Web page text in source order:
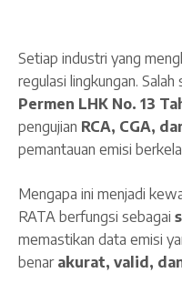
Setiap industri yang
regulasi lingkungan.
Permen LHK No. 13
pengujian RCA, CGA,
pemantauan emisi
Mengapa ini menjadi
RATA berfungsi sebagai
memastikan data emisi
benar akurat, valid,